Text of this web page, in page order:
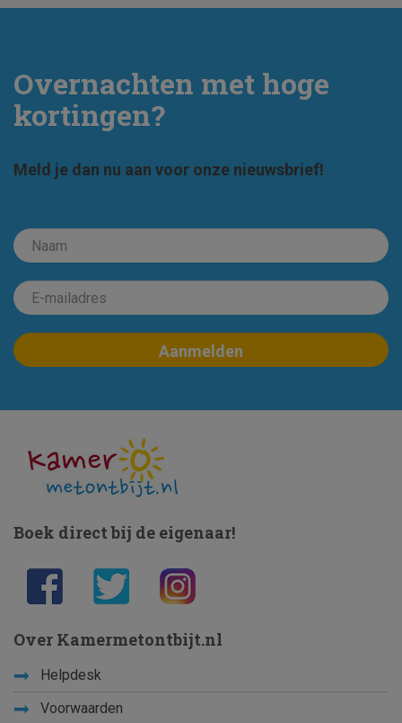
Overnachten met hoge
kortingen?
Meld je dan nu aan voor onze nieuwsbrief!
Boek direct bij de eigenaar!
Over Kamermetontbijt.nl
Helpdesk
Voorwaarden